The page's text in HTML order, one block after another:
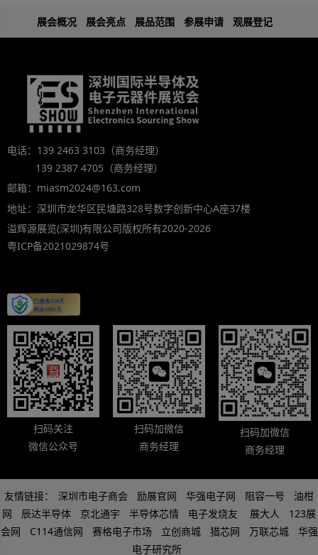
展会概况 展会亮点 展品范围 参展申请 观展登记
电话：139 2463 3103（商务经理）
139 2387 4705（商务经理）
邮箱：miasm2024@163.com
地址：深圳市龙华区民塘路328号数字创新中心A座37楼
溢辉源展览(深圳)有限公司版权所有2020-2026
粤ICP备2021029874号
扫码关注
微信公众号
扫码加微信
商务经理
扫码加微信
商务经理
友情链接： 深圳市电子商会 励展官网 华强电子网 阻容一号
油柑
网
辰达半导体 京北通宇 半导体芯情 电子发烧友 展大人
123展
会网
C114通信网 赛格电子市场 立创商城 猎芯网 万联芯城
华强
电子研究所